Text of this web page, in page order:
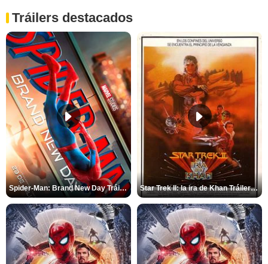
Tráilers destacados
Spider-Man: Brand New Day Tráiler (3) Star Trek II: la ira de Khan Tráiler VO